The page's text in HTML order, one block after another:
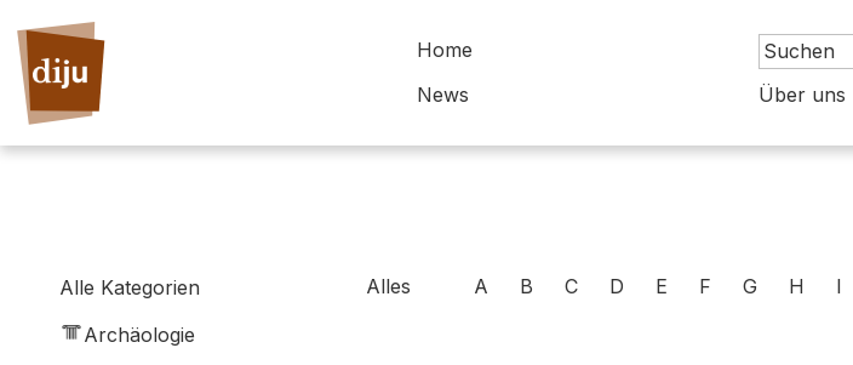
Home
News
Über uns
Alle Kategorien
Archäologie
Alles A B C D E F G H I